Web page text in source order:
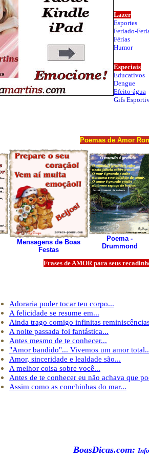
Lazer
Esportes
Feriado-
Férias
Humor
Especiais
Educativos
Dengue
Efeito-água
Gifs
Poemas de Amor
Mensagens de Boas
Festas
Poema -
Drummond
Frases de AMOR para seus
Adoraria poder tocar teu corpo...
A felicidade se resume em...
Ainda trago comigo infinitas
A noite passada foi fantástica...
Antes mesmo de te conhecer...
"Amor bandido"... Vivemos um amor
Amor, sinceridade e lealdade são...
A melhor coisa sobre você...
Antes de te conhecer eu não achava que
Assim como as conchinhas do mar...
BoasDicas.com: